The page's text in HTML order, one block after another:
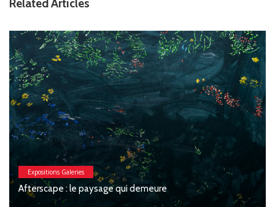
Related Articles
Expositions Galeries
Macchia : Jesse Willems, Galerie
Féronnière